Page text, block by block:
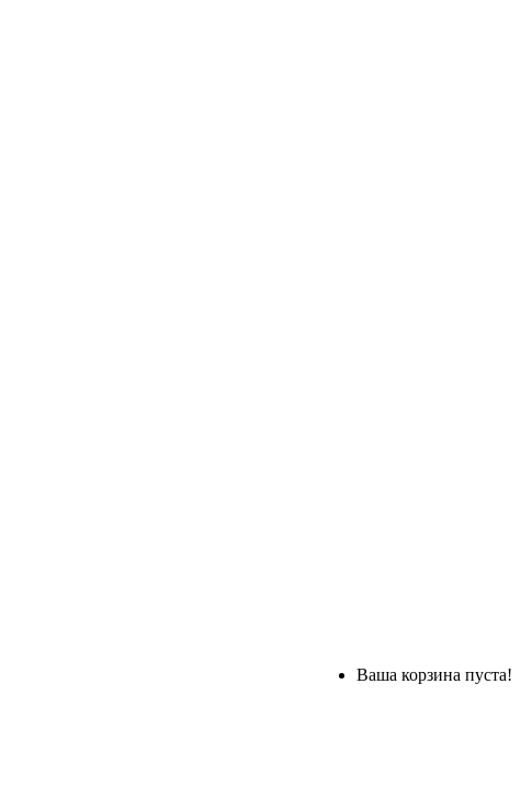
Ваша корзина пуста!